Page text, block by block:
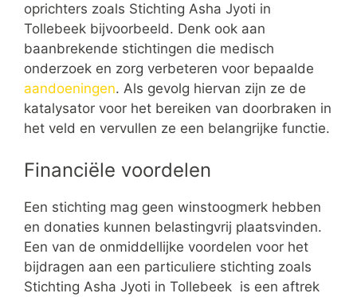
oprichters zoals Stichting Asha Jyoti in
Tollebeek bijvoorbeeld. Denk ook aan
baanbrekende stichtingen die medisch
onderzoek en zorg verbeteren voor bepaalde
aandoeningen. Als gevolg hiervan zijn ze de
katalysator voor het bereiken van doorbraken in
het veld en vervullen ze een belangrijke functie.
Financiële voordelen
Een stichting mag geen winstoogmerk hebben
en donaties kunnen belastingvrij plaatsvinden.
Een van de onmiddellijke voordelen voor het
bijdragen aan een particuliere stichting zoals
Stichting Asha Jyoti in Tollebeek is een aftrek